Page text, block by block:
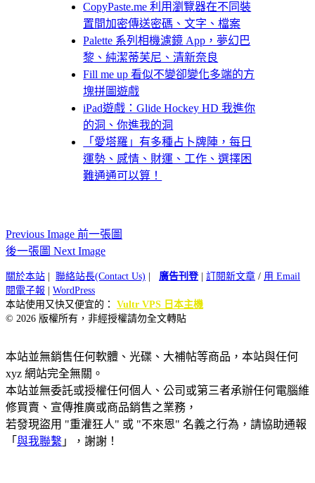
CopyPaste.me 利用瀏覽器在不同裝
置間加密傳送密碼、文字、檔案
Palette 系列相機濾鏡 App，夢幻巴
黎、純潔蒂芙尼、清新奈良
Fill me up 看似不變卻變化多端的方
塊拼圖遊戲
iPad遊戲：Glide Hockey HD 我進你
的洞、你進我的洞
「愛塔羅」有多種占卜牌陣，每日
運勢、感情、財運、工作、選擇困
難通通可以算！
Previous Image 前一張圖
後一張圖 Next Image
關於本站 聯絡站長(Contact Us) 廣告刊登| 訂閱新文章 / 用 Email
閱電子報
WordPress
本站使用又快又便宜的： Vultr VPS 日本主機
© 2026 版權所有，非經授權請勿全文轉貼
本站並無銷售任何軟體、光碟、大補帖等商品，本站與任何
xyz 網站完全無關。
本站並無委託或授權任何個人、公司或第三者承辦任何電腦維
修買賣、宣傳推廣或商品銷售之業務，
若發現盜用 "重灌狂人" 或 "不來恩" 名義之行為，請協助通報
「 與我聯繫 」，謝謝！